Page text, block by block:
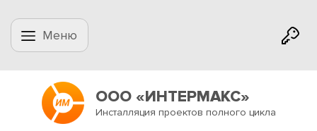
Меню
ООО «ИНТЕРМАКС»
Инсталляция проектов полного цикла